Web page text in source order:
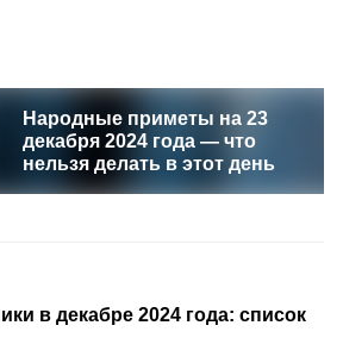
Народные приметы на 23
декабря 2024 года — что
нельзя делать в этот день
в декабре 2024 года: список